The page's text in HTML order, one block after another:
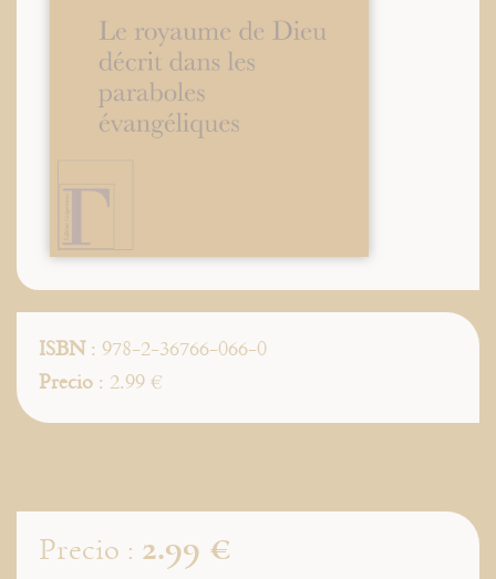
ISBN: 978-2-36766-066-0
Precio : 2.99 €
Precio : 2.99 €